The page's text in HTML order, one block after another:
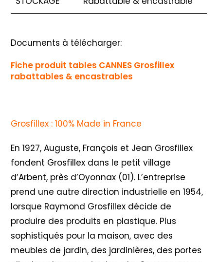
Documents à télécharger:
Fiche produit tables CANNES Grosfillex
rabattables & encastrables
Grosfillex : 100% Made in France
En 1927, Auguste, François et Jean Grosfillex
fondent Grosfillex dans le petit village
d’Arbent, près d’Oyonnax (01). L’entreprise
prend une autre direction industrielle en 1954,
lorsque Raymond Grosfillex décide de
produire des produits en plastique. Plus
sophistiqués pour la maison, avec des
meubles de jardin, des jardinières, des portes